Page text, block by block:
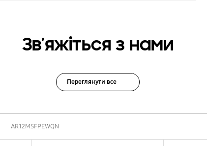
Зв’яжіться з нами
Переглянути все
AR12MSFPEWQN